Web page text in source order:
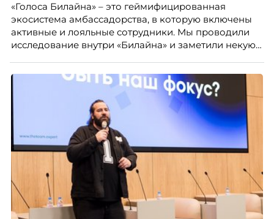
рынка становятся сигналом о возможных
проблемах организации. В результате увольнения
нередко превращаются в фактор, который
негативно влияет HR-бренд работодателя.
«Голоса Билайна» – это геймифицированная
экосистема амбассадорства, в которую включены
активные и лояльные сотрудники. Мы проводили
исследование внутри «Билайна» и заметили некую
благодарности и публичного признания.